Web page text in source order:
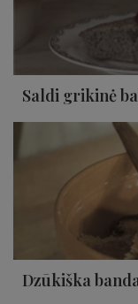
Saldi grikinė
Dzūkiška